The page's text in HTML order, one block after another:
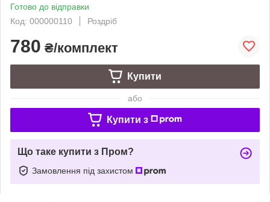
Готово до відправки
Код: 000000110
Роздріб
780 ₴/комплект
Купити
або
Купити з
Що таке купити з Пром?
Замовлення під захистом